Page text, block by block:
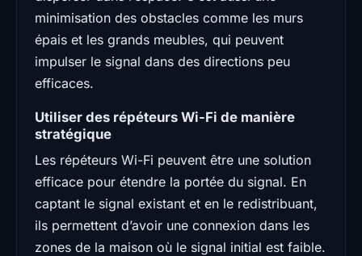
minimisation des obstacles comme les murs
épais et les grands meubles, qui peuvent
impulser le signal dans des directions peu
efficaces.
Utiliser des répéteurs Wi-Fi de manière
stratégique
Les répéteurs Wi-Fi peuvent être une solution
efficace pour étendre la portée du signal. En
captant le signal existant et en le redistribuant,
ils permettent d’avoir une connexion dans les
zones de la maison où le signal initial est faible.